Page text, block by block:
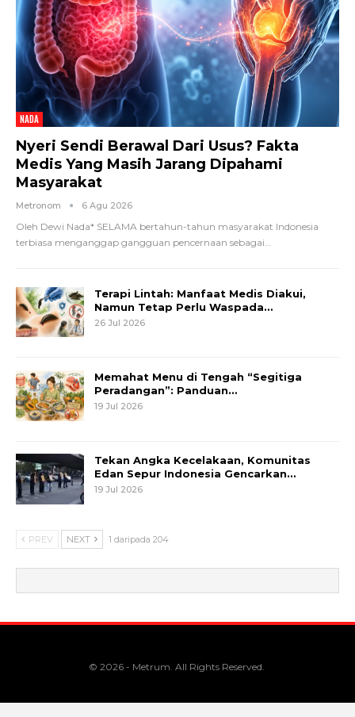
NADA
Nyeri Sendi Berawal Dari Usus? Fakta
Medis Yang Masih Jarang Dipahami
Masyarakat
Metronom 6 Agu 2026
Oleh Dewi Nada* SELAMA bertahun-tahun masyarakat Indonesia
terbiasa menganggap gangguan pencernaan sebagai
Terapi Lintah: Manfaat Medis Diakui,
Namun Tetap Perlu Waspada…
26 Jul 2026
Memahat Menu di Tengah “Segitiga
Peradangan”: Panduan…
19 Jul 2026
Tekan Angka Kecelakaan, Komunitas
Edan Sepur Indonesia Gencarkan…
19 Jul 2026
PREV NEXT 1 daripada 204
© 2026 - Metrum. All Rights Reserved.